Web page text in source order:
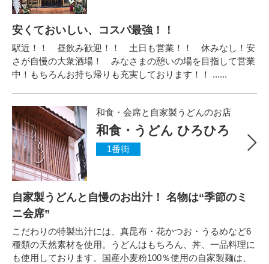
安くておいしい、コスパ最強！！
駅近！！ 昼飲み歓迎！！ 土日も営業！！ 休みなし！安
さが自慢の大衆酒場！ みなさまの憩いの場を目指して営業
中！もちろんお持ち帰りも充実しております！！ ......
和食・会席と自家製うどんのお店
和食・うどん ひろひろ
1番街
自家製うどんと自慢のお出汁！ 名物は“季節のミ
ニ会席”
こだわりの特製出汁には、真昆布・花かつお・うるめなど6
種類の天然素材を使用。うどんはもちろん、丼、一品料理に
も使用しております。国産小麦粉100％使用の自家製麺は、